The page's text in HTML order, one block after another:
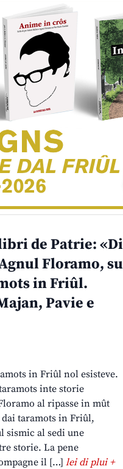
de Patrie: «Di
Floramo, su
in Friûl.
Pavie e
in Friûl nol esisteve.
inte storie
al ripasse in mût
taramots in Friûl,
sismic al sedi une
storie. La pene
il […] lei di plui +